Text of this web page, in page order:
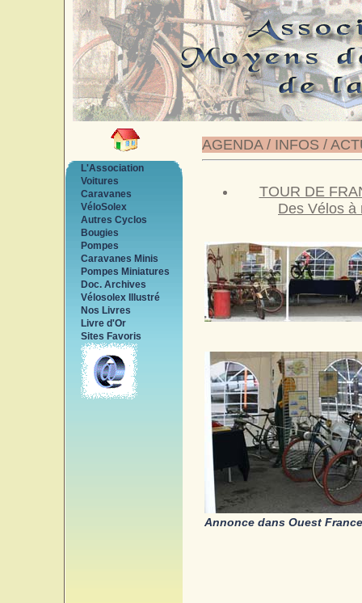
AGENDA / INFOS /
L'Association
Voitures
Caravanes
VéloSolex
Autres Cyclos
Bougies
Pompes
Caravanes Minis
Pompes Miniatures
Doc. Archives
Vélosolex Illustré
Nos Livres
Livre d'Or
Sites Favoris
TOUR DE
Des Vélos à
Annonce dans Ouest